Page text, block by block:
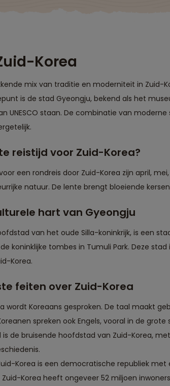
Korea
mix van traditie en moderniteit in Zuid-
is de stad Gyeongju, bekend als het
UNESCO staan. De combinatie van
reistijd voor Zuid-Korea?
een rondreis door Zuid-Korea zijn april,
natuur. De lente brengt bloeiende
hart van Gyeongju
van het oude Silla-koninkrijk, is een
koninklijke tombes in Tumuli Park. Deze
Korea.
feiten over Zuid-Korea
wordt Koreaans gesproken. De taal maakt
spreken ook Engels, vooral in de grote
is de bruisende hoofdstad van Zuid-Korea,
Korea is een democratische republiek met
Zuid-Korea heeft ongeveer 52 miljoen